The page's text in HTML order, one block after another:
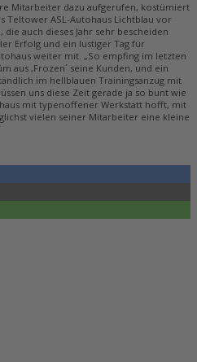
Mitarbeiter dazu aufgerufen, kostümiert
Teltower ASL-Autohaus Lichtblau vor
auch dieses Jahr sehr bescheiden
Erfolg und ein lustiger Tag für
weiter mit. „So empfing im letzten
aus ,Frozen´ seine Kunden, und ein
im hellblauen Trainingsanzug mit
uns diese Zeit gerade ja so bunt wie
mit typenoffener Werkstatt hofft, mit
vielen seiner Mitarbeiter eine kleine